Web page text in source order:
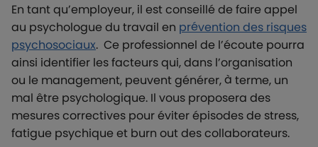
En tant qu’employeur, il est conseillé de faire appel
au psychologue du travail en prévention des risques
psychosociaux. Ce professionnel de l’écoute pourra
ainsi identifier les facteurs qui, dans l’organisation
ou le management, peuvent générer, à terme, un
mal être psychologique. Il vous proposera des
mesures correctives pour éviter épisodes de stress,
fatigue psychique et burn out des collaborateurs.